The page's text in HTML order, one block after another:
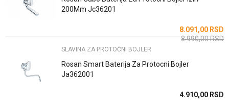
200Mm Jc36201
8.091,00 RSD
8.990,00RSD
SLAVINA ZA PROTOČNI BOJLER
Rosan Smart Baterija Za Protocni Bojler
Ja362001
4.910,00 RSD